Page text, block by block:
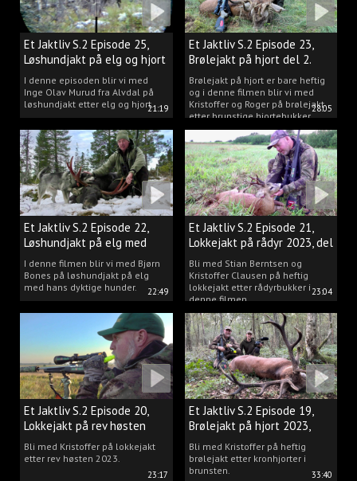
21:19
Et Jaktliv S.2 Episode 25,
Løshundjakt på elg og hjort
i Norge.
I denne episoden blir vi med
Inge Olav Murud fra Alvdal på
løshundjakt etter elg og hjort.
28:05
Et Jaktliv S.2 Episode 23,
Brølejakt på hjort del 2.
Brølejakt på hjort er bare heftig
og i denne filmen blir vi med
Kristoffer og Roger på brølejakt
etter brunstige hjortebukker.
22:49
Et Jaktliv S.2 Episode 22,
Løshundjakt på elg med
Bjørn Bones
I denne filmen blir vi med Bjørn
Bones på løshundjakt på elg
med hans dyktige hunder.
23:04
Et Jaktliv S.2 Episode 21,
Lokkejakt på rådyr 2023, del
3.
Bli med Stian Berntsen og
Kristoffer Clausen på heftig
lokkejakt etter rådyrbukker i
denne filmen.
23:17
Et Jaktliv S.2 Episode 20,
Lokkejakt på rev høsten
2023.
Bli med Kristoffer på lokkejakt
etter rev høsten 2023.
33:40
Et Jaktliv S.2 Episode 19,
Brølejakt på hjort 2023,
del.1
Bli med Kristoffer på heftig
brølejakt etter kronhjorter i
brunsten.